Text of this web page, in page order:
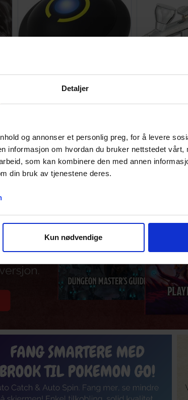
Detaljer
og annonser et personlig preg, for å levere
informasjon om hvordan du bruker nettstedet vårt,
som kan kombinere den med annen
din bruk av tjenestene deres.
Kun nødvendige
Brook Pocket Auto Catch Light